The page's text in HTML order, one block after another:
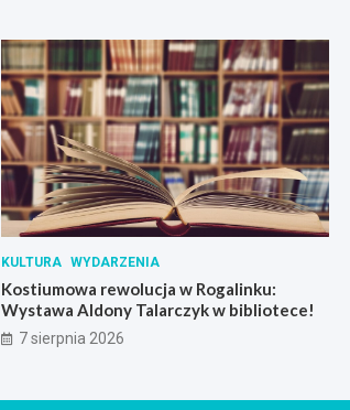
KULTURA WYDARZENIA
Kostiumowa rewolucja w Rogalinku:
Wystawa Aldony Talarczyk w bibliotece!
7 sierpnia 2026